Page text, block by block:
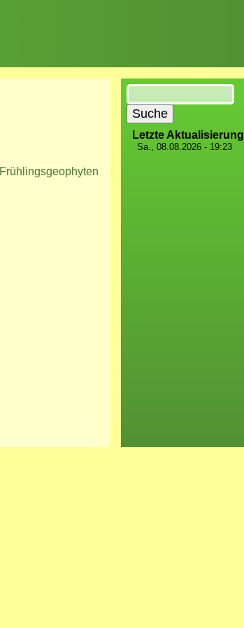
Frühlingsgeophyten
Suche
Letzte Aktualisierung
Sa., 08.08.2026 - 19:23